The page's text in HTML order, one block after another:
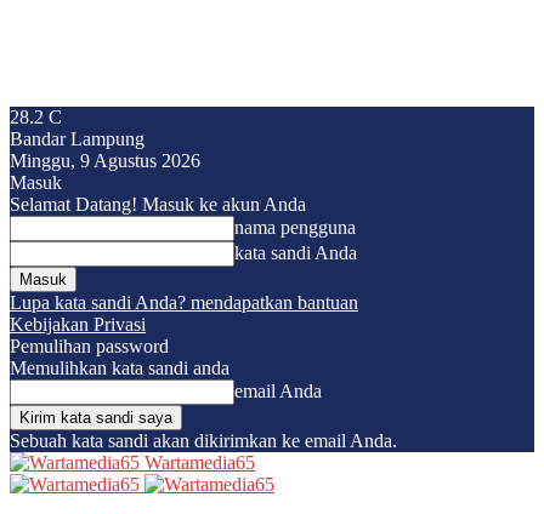
28.2 C
Bandar Lampung
Minggu, 9 Agustus 2026
Masuk
Selamat Datang! Masuk ke akun Anda
nama pengguna
kata sandi Anda
Lupa kata sandi Anda? mendapatkan bantuan
Kebijakan Privasi
Pemulihan password
Memulihkan kata sandi anda
email Anda
Sebuah kata sandi akan dikirimkan ke email Anda.
Wartamedia65